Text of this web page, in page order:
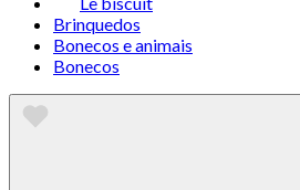
Brinquedos
Bonecos e animais
Bonecos